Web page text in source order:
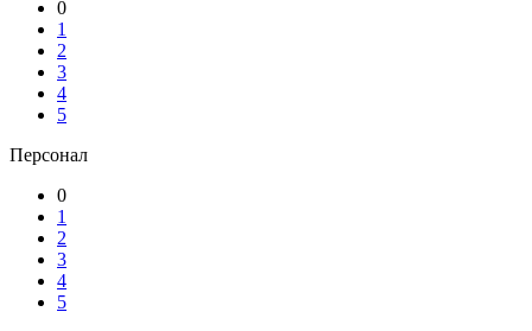
0
1
2
3
4
5
Персонал
0
1
2
3
4
5